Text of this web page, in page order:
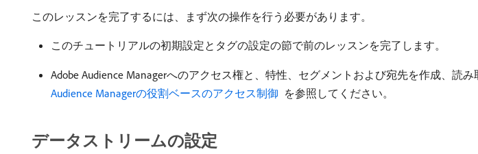
このレッスンを完了するには、まず次の操作を行う必要があります。
このチュートリアルの初期設定とタグの設定の節で前のレッスンを完了します。
Adobe Audience Managerへのアクセス権と、特性、セグメントおよび宛先を作成、読
Audience Managerの役割ベースのアクセス制御 ​ を参照してください。
データストリームの設定